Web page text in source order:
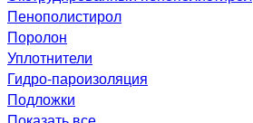
Пенополистирол
Поролон
Уплотнители
Гидро-пароизоляция
Подложки